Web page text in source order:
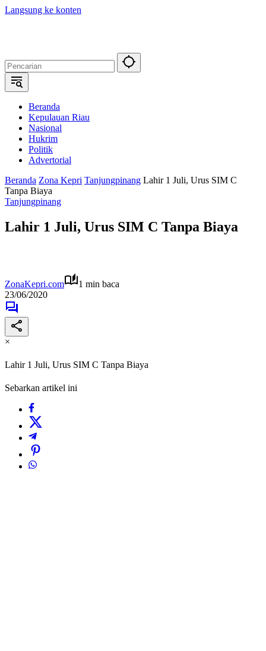
Langsung ke konten
Beranda
Kepulauan Riau
Nasional
Hukrim
Politik
Advertorial
Beranda Zona Kepri Tanjungpinang Lahir 1 Juli, Urus SIM C
Tanpa Biaya
Tanjungpinang
Lahir 1 Juli, Urus SIM C Tanpa Biaya
ZonaKepri.com
1 min baca
23/06/2020
×
Lahir 1 Juli, Urus SIM C Tanpa Biaya
Sebarkan artikel ini